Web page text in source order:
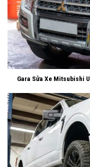
Gara Sửa Xe Mitsubishi